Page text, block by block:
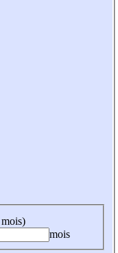
mois